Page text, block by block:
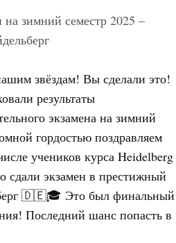
зимний семестр 2025 –
звёздам! Вы сделали это!
результаты
экзамена на зимний
гордостью поздравляем
учеников курса Heidelberg
сдали экзамен в престижный
🇩🇪🎓 Это был финальный
Последний шанс попасть в